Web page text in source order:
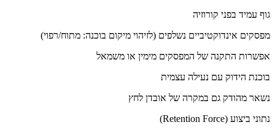
גוף עמיד בפני קורוזיה
מפסקים אינדוקטיביים נשלפים (לזיהוי מיקום בוכנה: מתוח/רפוי)
אפשרות התקנה של המפסקים מימין או משמאל
בוכנת הידוק עם נעילה עצמית
נשאר מהודק גם במקרה של אובדן לחץ
נתוני ביצוע (Retention Force)